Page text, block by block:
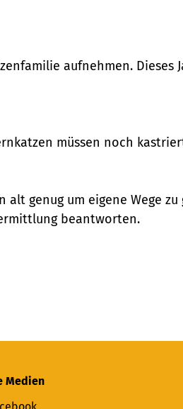
aufnehmen. Dieses
müssen noch
alt genug um eigene Wege
beantworten.
Medien